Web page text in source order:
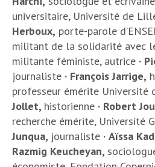
universitaire, Université de
Herboux, porte-parole
militant de la solidarité avec
militante féministe, autrice ·
journaliste · François Jarrige,
professeur émérite Université
Jollet, historienne · Robert
recherche émérite, Université
Junqua, journaliste · Aïssa
Razmig Keucheyan,